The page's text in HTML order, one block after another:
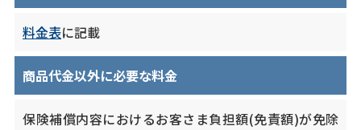
料金表に記載
商品代金以外に必要な料金
保険補償内容におけるお客さま負担額(免責額)が免除